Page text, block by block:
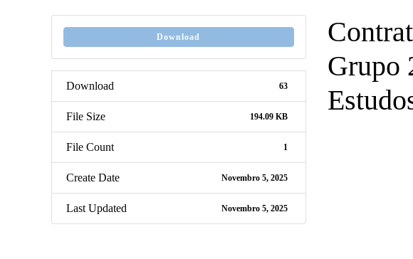
Download
Download 63
File Size 194.09 KB
File Count 1
Create Date Novembro 5, 2025
Last Updated Novembro 5, 2025
Grupo